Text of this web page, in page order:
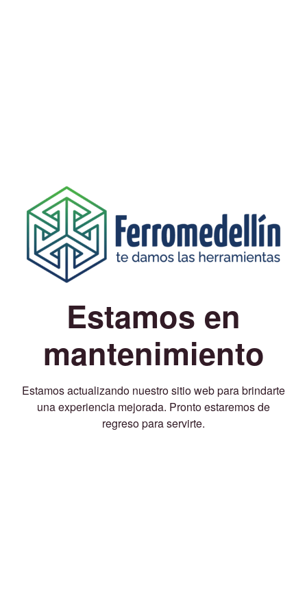
Estamos en
mantenimiento
Estamos actualizando nuestro sitio web para brindarte
una experiencia mejorada. Pronto estaremos de
regreso para servirte.